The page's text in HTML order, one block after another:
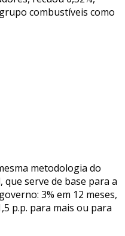
combustíveis como
metodologia do
que serve de base para a
3% em 12 meses,
p.p. para mais ou para